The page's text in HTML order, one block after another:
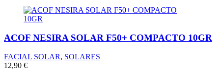
ACOF NESIRA SOLAR F50+ COMPACTO 10GR
FACIAL SOLAR, SOLARES
12,90 €